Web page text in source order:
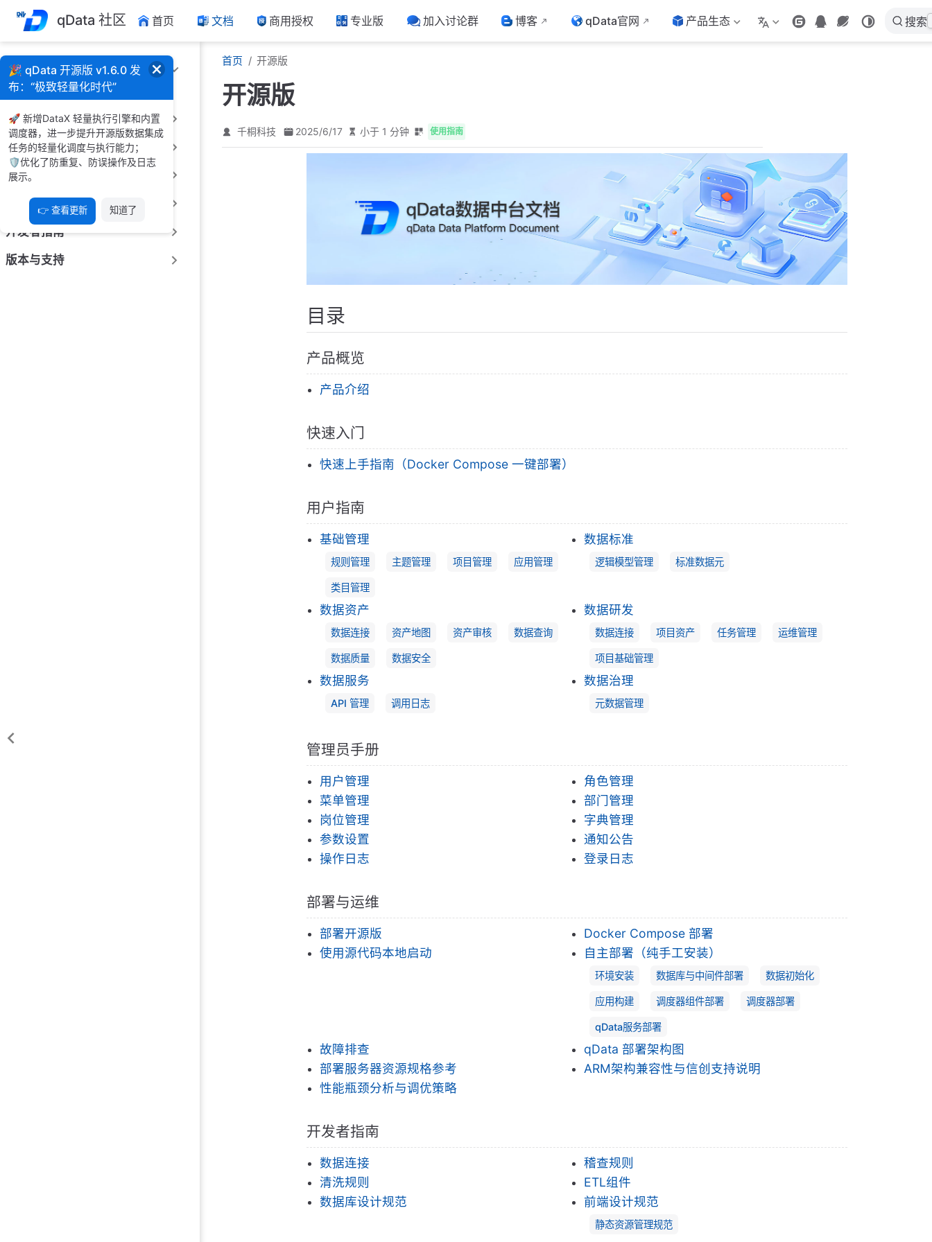
跳
至
主
內
容
qData 社区 首页 文档 商用授权 专业版 加入讨论群 博客 qData官网 产品生态 搜索
产品概览
产品介绍
快速入门
部署与运维
用户指南
管理员手册
开发者指南
版本与支持
首页 开源版
开源版
千桐科技 2025/6/17 小于 1 分钟 使用指南
目录
产品概览
产品介绍
快速入门
快速上手指南（Docker Compose 一键部署）
用户指南
基础管理
规则管理 主题管理 项目管理 应用管理
类目管理
数据标准
逻辑模型管理 标准数据元
数据资产
数据连接 资产地图 资产审核 数据查询
数据质量 数据安全
数据研发
数据连接 项目资产 任务管理 运维管理
项目基础管理
数据服务
API 管理 调用日志
数据治理
元数据管理
管理员手册
用户管理
角色管理
菜单管理
部门管理
岗位管理
字典管理
参数设置
通知公告
操作日志
登录日志
部署与运维
部署开源版
Docker Compose 部署
使用源代码本地启动
自主部署（纯手工安装）
环境安装 数据库与中间件部署 数据初始化
应用构建 调度器组件部署 调度器部署
qData服务部署
故障排查
qData 部署架构图
部署服务器资源规格参考
ARM架构兼容性与信创支持说明
性能瓶颈分析与调优策略
开发者指南
数据连接
稽查规则
清洗规则
ETL组件
数据库设计规范
前端设计规范
静态资源管理规范
🎉 qData 开源版 v1.6.0 发
布：“极致轻量化时代”
🚀 新增DataX 轻量执行引擎和内置
调度器，进一步提升开源版数据集成
任务的轻量化调度与执行能力；
🛡️优化了防重复、防误操作及日志
展示。
👉 查看更新 知道了